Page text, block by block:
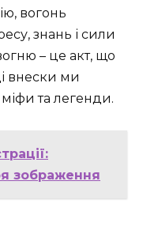
вогонь
знань і сили
– це акт, що
внески ми
та легенди.
зображення